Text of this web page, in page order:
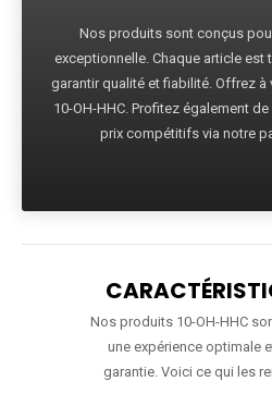
Nos produits sont conçus
exceptionnelle. Chaque article
garantir qualité et fiabilité. Offrez
10-OH-HHC. Profitez également
prix compétitifs via notre
Nos produits 10-OH-HHC
une expérience optimale
garantie. Voici ce qui les